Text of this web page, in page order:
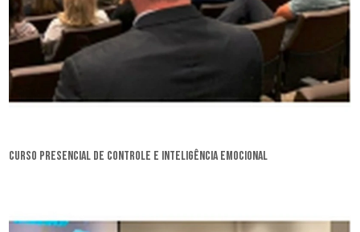
curso presencial de controle e inteligência emocional